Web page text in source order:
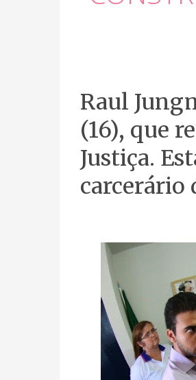
Raul
(16), que
Justiça.
carcerário